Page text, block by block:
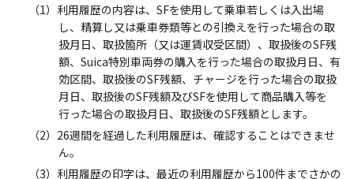
（1）利用履歴の内容は、SFを使用して乗車若しくは入出場
し、精算し又は乗車券類等との引換えを行った場合の取
扱月日、取扱箇所（又は運賃収受区間）、取扱後のSF残
額、Suica特別車両券の購入を行った場合の取扱月日、有
効区間、取扱後のSF残額、チャージを行った場合の取扱
月日、取扱後のSF残額及びSFを使用して商品購入等を
行った場合の取扱月日、取扱後のSF残額とします。
（2）26週間を経過した利用履歴は、確認することはできませ
ん。
（3）利用履歴の印字は、最近の利用履歴から100件までさかの